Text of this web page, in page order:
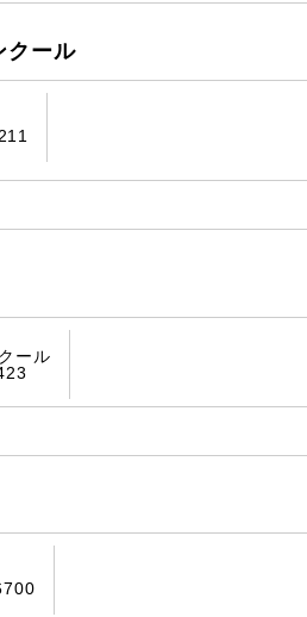
クール
ール